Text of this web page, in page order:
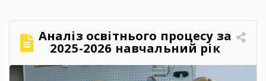
Аналіз освітнього процесу за
2025-2026 навчальний рік